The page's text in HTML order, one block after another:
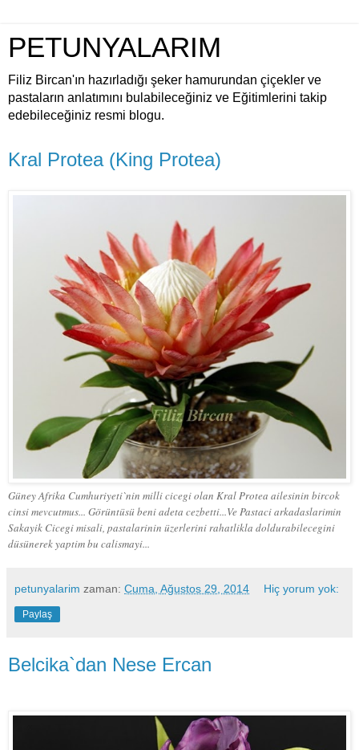
PETUNYALARIM
Filiz Bircan'ın hazırladığı şeker hamurundan çiçekler ve
pastaların anlatımını bulabileceğiniz ve Eğitimlerini takip
edebileceğiniz resmi blogu.
Kral Protea (King Protea)
Güney Afrika Cumhuriyeti`nin milli cicegi olan Kral Protea ailesinin bircok
cinsi mevcutmus... Görüntüsü beni adeta cezbetti...Ve Pastaci arkadaslarimin
Sakayik Cicegi misali, pastalarinin üzerlerini rahatlikla doldurabilecegini
düsünerek yaptim bu calismayi...
petunyalarim zaman: Cuma, Ağustos 29, 2014 Hiç yorum yok:
Paylaş
Belcika`dan Nese Ercan